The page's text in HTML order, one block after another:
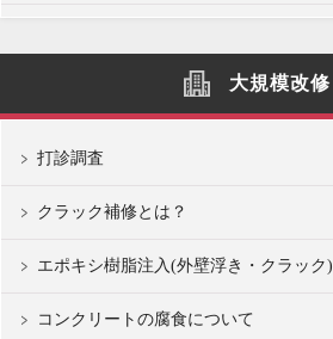
大規模改修
打診調査
クラック補修とは？
エポキシ樹脂注入(外壁浮き・クラック)
コンクリートの腐食について